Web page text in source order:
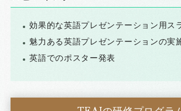
効果的な英語プレゼンテーション用ス
魅力ある英語プレゼンテーションの実
英語でのポスター発表